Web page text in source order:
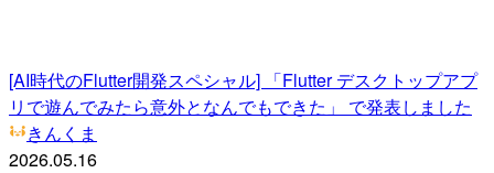
[AI時代のFlutter開発スペシャル] 「Flutter デスクトップアプ
リで遊んでみたら意外となんでもできた」 で発表しました
きんくま
2026.05.16